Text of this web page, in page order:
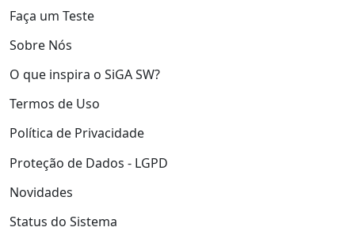
Faça um Teste
Sobre Nós
O que inspira o SiGA SW?
Termos de Uso
Política de Privacidade
Proteção de Dados - LGPD
Novidades
Status do Sistema